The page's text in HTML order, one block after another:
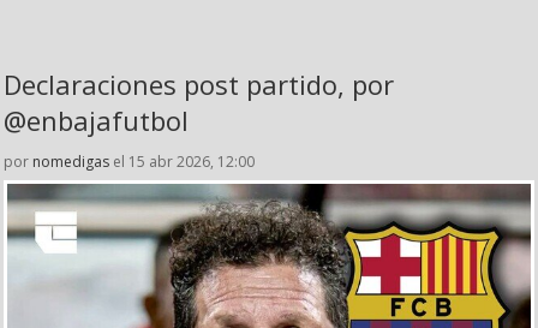
Declaraciones post partido, por
@enbajafutbol
por nomedigas el 15 abr 2026, 12:00